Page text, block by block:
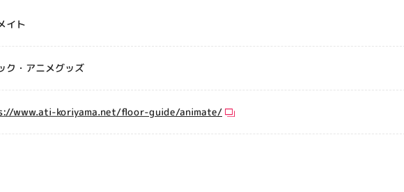
イト
ク・アニメグッズ
www.ati-koriyama.net/floor-guide/animate/